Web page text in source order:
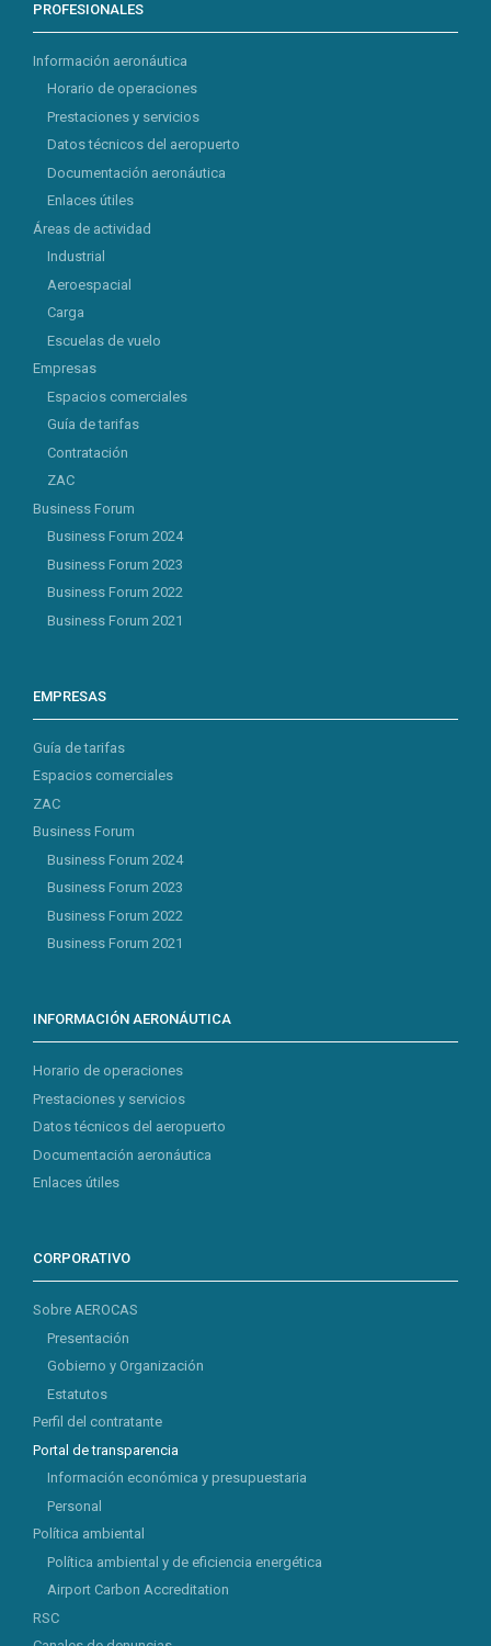
PROFESIONALES
Información aeronáutica
Horario de operaciones
Prestaciones y servicios
Datos técnicos del aeropuerto
Documentación aeronáutica
Enlaces útiles
Áreas de actividad
Industrial
Aeroespacial
Carga
Escuelas de vuelo
Empresas
Espacios comerciales
Guía de tarifas
Contratación
ZAC
Business Forum
Business Forum 2024
Business Forum 2023
Business Forum 2022
Business Forum 2021
EMPRESAS
Guía de tarifas
Espacios comerciales
ZAC
Business Forum
Business Forum 2024
Business Forum 2023
Business Forum 2022
Business Forum 2021
INFORMACIÓN AERONÁUTICA
Horario de operaciones
Prestaciones y servicios
Datos técnicos del aeropuerto
Documentación aeronáutica
Enlaces útiles
CORPORATIVO
Sobre AEROCAS
Presentación
Gobierno y Organización
Estatutos
Perfil del contratante
Portal de transparencia
Información económica y presupuestaria
Personal
Política ambiental
Política ambiental y de eficiencia energética
Airport Carbon Accreditation
RSC